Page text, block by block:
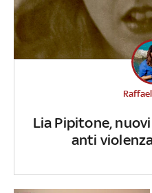
Lia Pipitone,
anti